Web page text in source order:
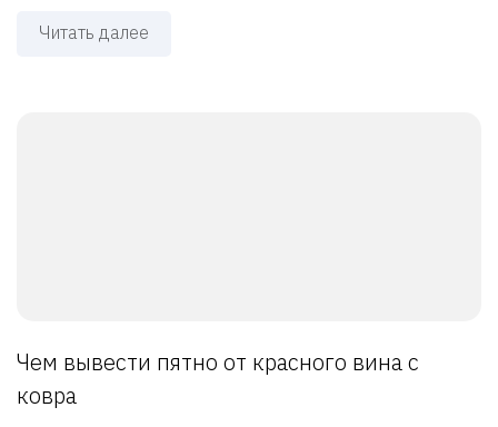
Читать далее
Чем вывести пятно от красного вина с
ковра